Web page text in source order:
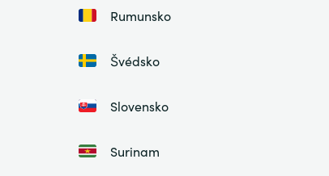
Rumunsko
Švédsko
Slovensko
Surinam